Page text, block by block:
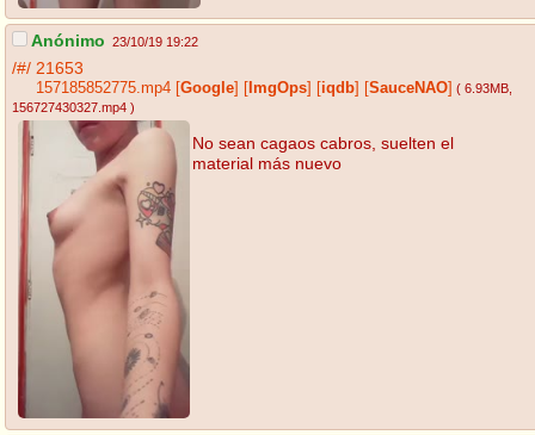
Anónimo 23/10/19 19:22
/#/ 21653
157185852775.mp4 Google ImgOps iqdb SauceNAO ( 6.93MB,
156727430327.mp4 )
No sean cagaos cabros, suelten el
material más nuevo